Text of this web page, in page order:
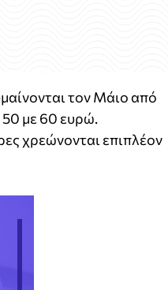
τον Μάιο από
50 με 60 ευρώ.
χρεώνονται επιπλέον